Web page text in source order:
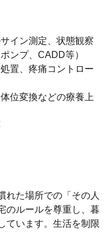
イン測定、状態観察
ンプ、CADD等）
置、疼痛コントロー
位変換などの療養上
れた場所での「その人
のルールを尊重し、暮
ています。生活を制限